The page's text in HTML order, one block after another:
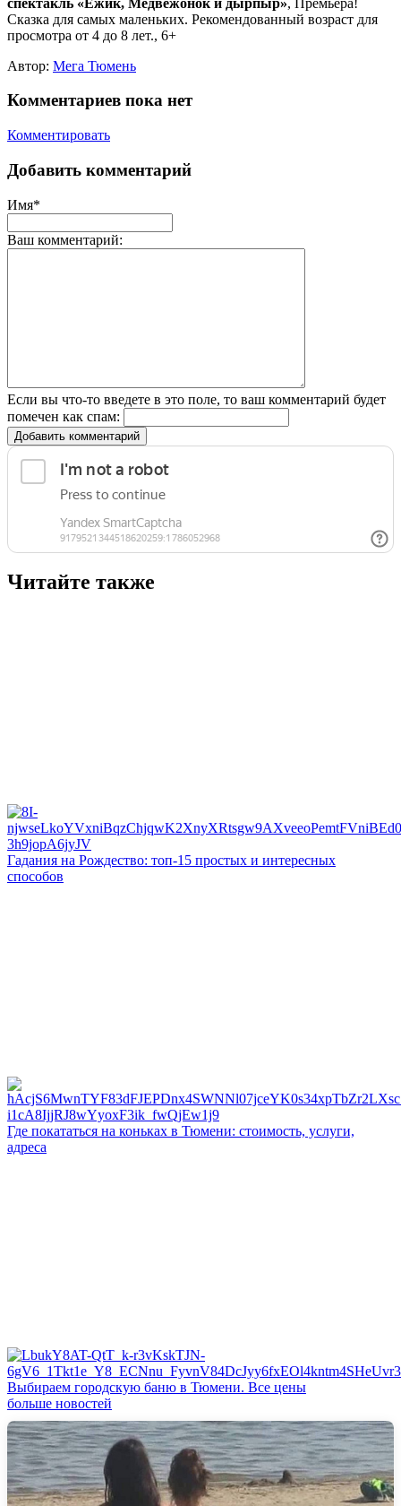
Сказка для самых маленьких. Рекомендованный возраст для
просмотра от 4 до 8 лет., 6+
Автор: Мега Тюмень
Комментариев пока нет
Комментировать
Добавить комментарий
Имя*
Ваш комментарий:
Если вы что-то введете в это поле, то ваш комментарий будет
помечен как спам:
Добавить комментарий
Читайте также
Гадания на Рождество: топ-15 простых и интересных
способов
Где покататься на коньках в Тюмени: стоимость, услуги,
адреса
Выбираем городскую баню в Тюмени. Все цены
больше новостей